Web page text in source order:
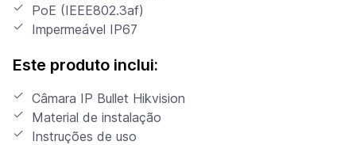
PoE (IEEE802.3af)
Impermeável IP67
Este produto inclui:
Câmara IP Bullet Hikvision
Material de instalação
Instruções de uso